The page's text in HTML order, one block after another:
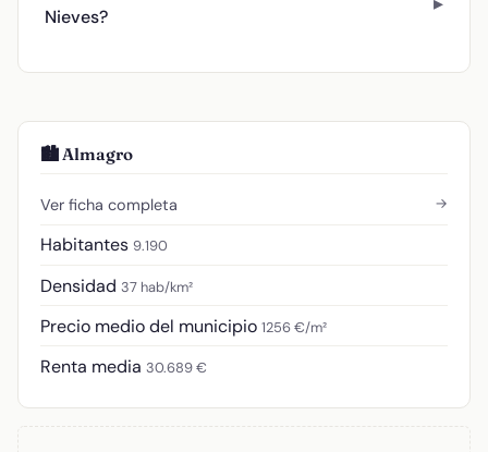
Nieves?
🏙️ Almagro
Ver ficha completa →
Habitantes 9.190
Densidad 37 hab/km²
Precio medio del municipio 1256 €/m²
Renta media 30.689 €